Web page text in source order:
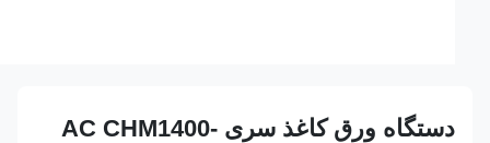
دستگاه ورق کاغذ سری AC CHM1400-